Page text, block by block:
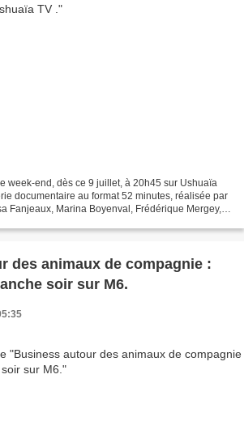
week-end, dès ce 9 juillet, à 20h45 sur Ushuaïa
documentaire au format 52 minutes, réalisée par
Fanjeaux, Marina Boyenval, Frédérique Mergey,
des animaux de compagnie :
soir sur M6.